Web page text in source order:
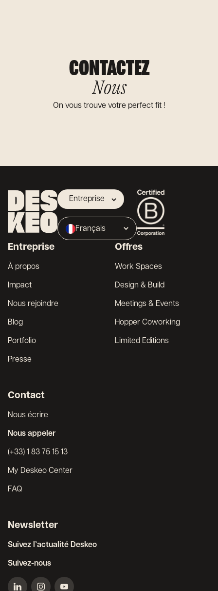
CONTACTEZ
Nous
On vous trouve votre perfect fit !
Entreprise
Propriétaire
Broker
Français
Entreprise
À propos
Impact
Nous rejoindre
Blog
Portfolio
Presse
Offres
Work Spaces
Design & Build
Meetings & Events
Hopper Coworking
Limited Editions
Contact
Nous écrire
Nous appeler
(+33) 1 83 75 15 13
My Deskeo Center
FAQ
Newsletter
Suivez l’actualité Deskeo
Suivez-nous